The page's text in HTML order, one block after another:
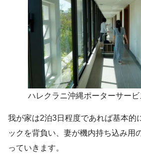
ハレクラニ沖縄ポーターサービ
我が家は2泊3日程度であれば基本的
ックを背負い、妻が機内持ち込み用
っていきます。